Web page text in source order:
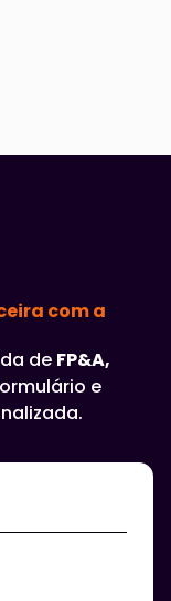
com a
de FP&A,
e